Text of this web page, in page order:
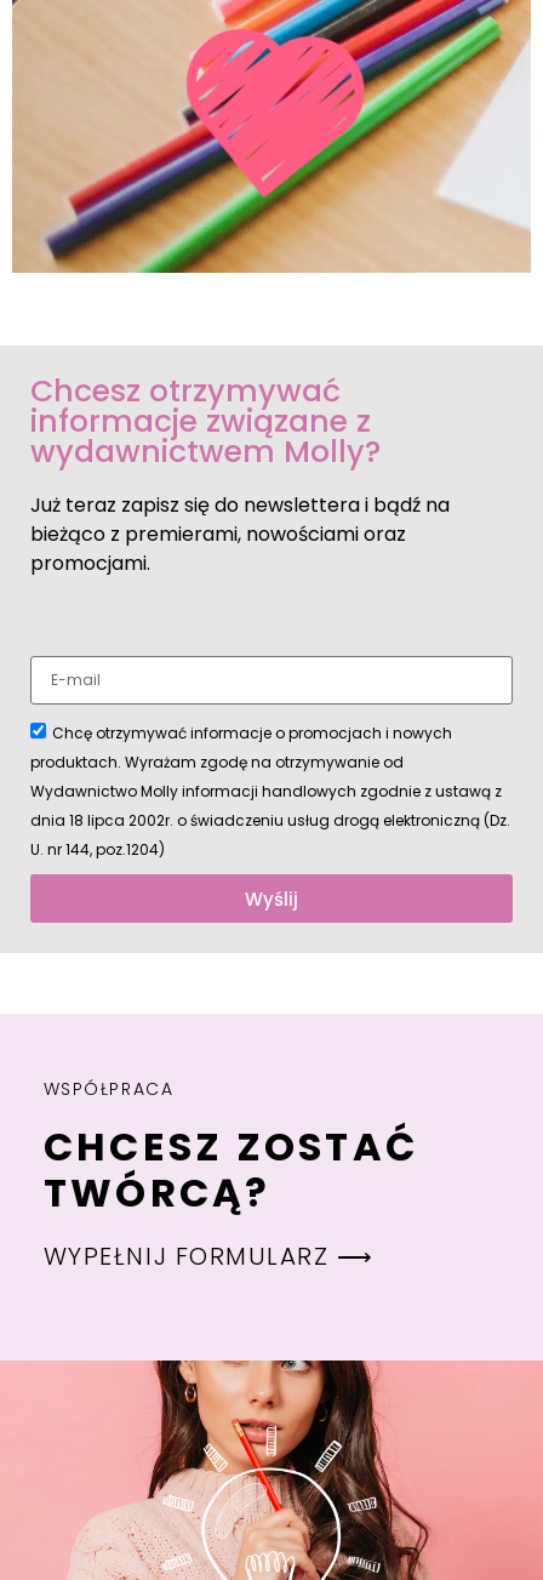
Chcesz otrzymywać
informacje związane z
wydawnictwem Molly?
Już teraz zapisz się do newslettera i bądź na
bieżąco z premierami, nowościami oraz
promocjami.
Chcę otrzymywać informacje o promocjach i nowych
produktach. Wyrażam zgodę na otrzymywanie od
Wydawnictwo Molly informacji handlowych zgodnie z ustawą z
dnia 18 lipca 2002r. o świadczeniu usług drogą elektroniczną (Dz.
U. nr 144, poz.1204)
Wyślij
WSPÓŁPRACA
CHCESZ ZOSTAĆ
TWÓRCĄ?
WYPEŁNIJ FORMULARZ ⟶